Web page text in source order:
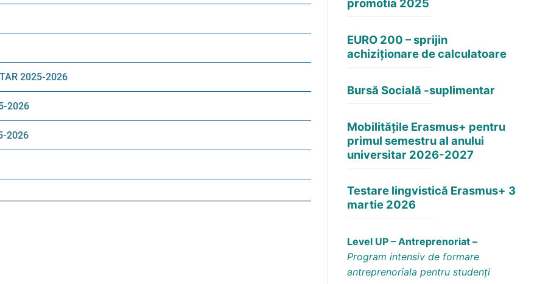
2025-2026
2026
2026
promotia 2025
EURO 200 – sprijin
achiziționare de calculatoare
Bursă Socială -suplimentar
Mobilitățile Erasmus+ pentru
primul semestru al anului
universitar 2026-2027
Testare lingvistică Erasmus+ 3
martie 2026
Level UP – Antreprenoriat –
Program intensiv de formare
antreprenoriala pentru studenți